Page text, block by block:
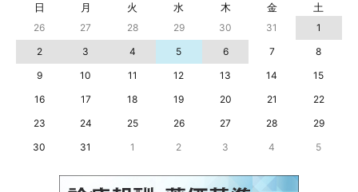
日 月 火 水 木 金 土
26 27 28 29 30 31
1
2
3 4 5 6 7
8
9
10 11 12 13 14
15
16
17 18 19 20 21
22
23
24 25 26 27 28
29
30
31 1 2 3 4 5